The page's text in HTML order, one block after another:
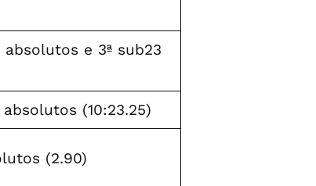
e 3ª sub23
(10:23.25)
(2.90)